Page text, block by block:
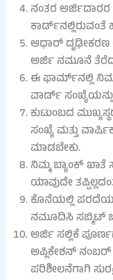
ನಂತರ
ಆಧಾರ್
ಅರ್ಜಿ ನಮೂನೆ
ಈ ಫಾರ್ಮ್‌ನಲ್ಲಿ ನಿಮ್ಮ
ವಾರ್ಡ್
ಕುಟುಂಬದ
ಸಂಖ್ಯೆ ಮತ್ತು
ಮಾಡಬೇಕು.
ನಿಮ್ಮ ಬ್ಯಾಂಕ್
ಯಾವುದೇ
ಕೊನೆಯಲ್ಲಿ ಪರದೆಯ
ನಮೂದಿಸಿ ಸಬ್ಮಿಟ್
ಅರ್ಜಿ ಸಲ್ಲಿಕೆ
ಅಪ್ಲಿಕೇಶನ್
ಪರಿಶೀಲನೆಗಾಗಿ